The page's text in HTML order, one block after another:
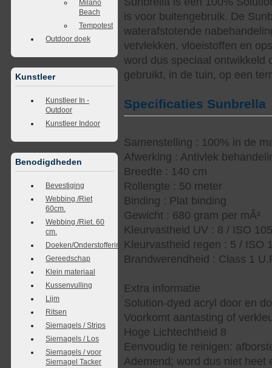
Milano
Beach
Tempotest
Outdoor doek
Kunstleer
Kunstleer In -
Outdoor
Kunstleer Indoor
Benodigdheden
Bevestiging
Webbing /Riet
60cm.
Webbing /Riet. 60
cm.
Doeken/Onderstoffering
Gereedschap
Klein materiaal
Kussenvulling
Lijm
Ritsen
Siernagels / Strips
Siernagels / Los
Siernagels / voor
Siernagel Tacker
is voor buitengebruik. De
waterafstotende
vetvlekken, vloeistoffen en
word dus speciaal ontwikkeld
gebruikt, in de tuin, op een
Specificaties Sunbrella
Samenstelling : 100% in de
Afwerking : Antivlek
Breedte : 140 cm
Rollengte : 50 meter
Binding : Plat binding
Gewicht : 680 gram per mÂ²
Kleurvastheid UV : 8 / ISO
Kleurvastheid regen : 5 / ISO
Brandwerendheid : Class 1
Extra informatie
Solution-dyed acryl door en
Voorkomt aantasting of
Hoge Lichtechtheid 8
Eenvoudig te reinigen:
Ademend; word dus niet heet